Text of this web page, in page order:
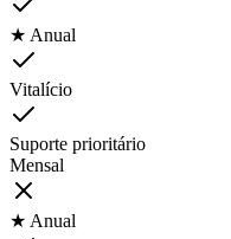
★ Anual
Vitalício
Suporte prioritário
Mensal
★ Anual